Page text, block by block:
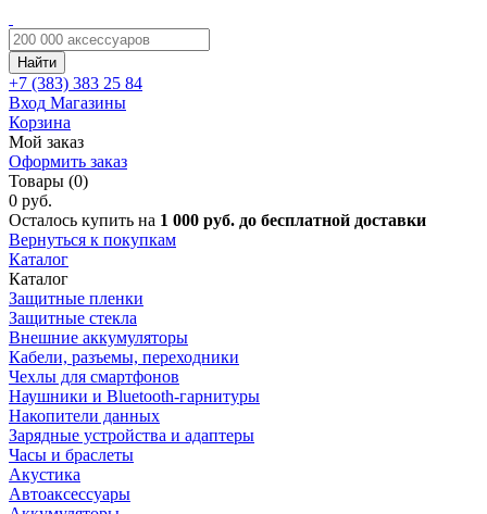
Найти
+7 (383) 383 25 84
Вход Магазины
Корзина
Мой заказ
Оформить заказ
Товары (0)
0 руб.
Осталось купить на 1 000 руб. до бесплатной доставки
Вернуться к покупкам
Каталог
Каталог
Защитные пленки
Защитные стекла
Внешние аккумуляторы
Кабели, разъемы, переходники
Чехлы для смартфонов
Наушники и Bluetooth-гарнитуры
Накопители данных
Зарядные устройства и адаптеры
Часы и браслеты
Акустика
Автоаксессуары